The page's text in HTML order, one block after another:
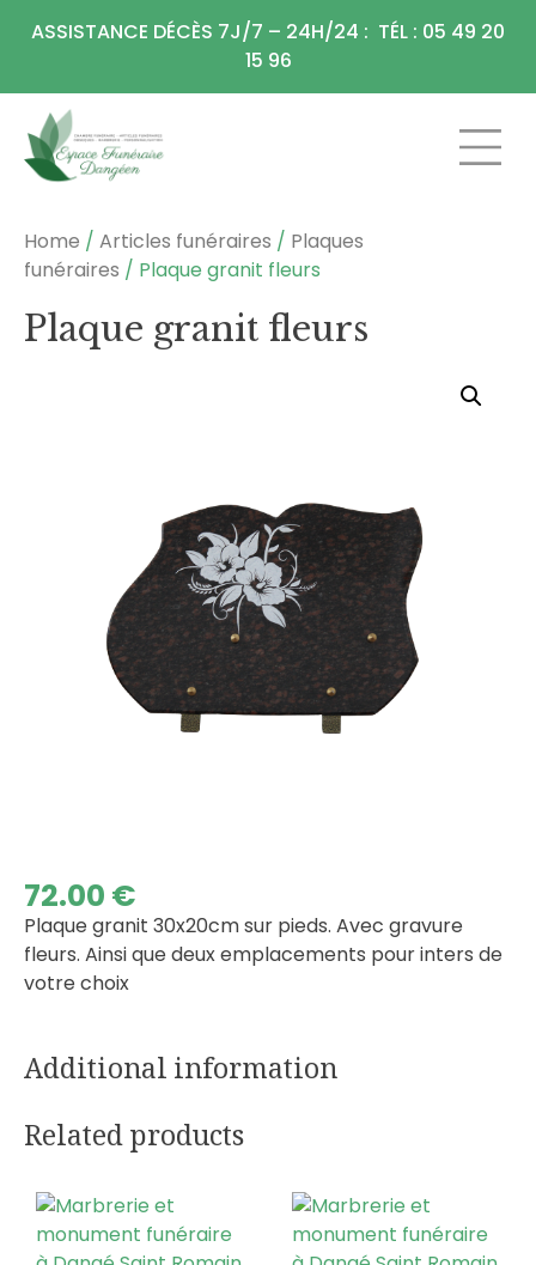
ASSISTANCE DÉCÈS 7J/7 – 24H/24 : TÉL : 05 49 20
15 96
Home / Articles funéraires / Plaques
funéraires / Plaque granit fleurs
Plaque granit fleurs
72.00 €
Plaque granit 30x20cm sur pieds. Avec gravure
fleurs. Ainsi que deux emplacements pour inters de
votre choix
Additional information
Related products
Panneau de gestion des cookies